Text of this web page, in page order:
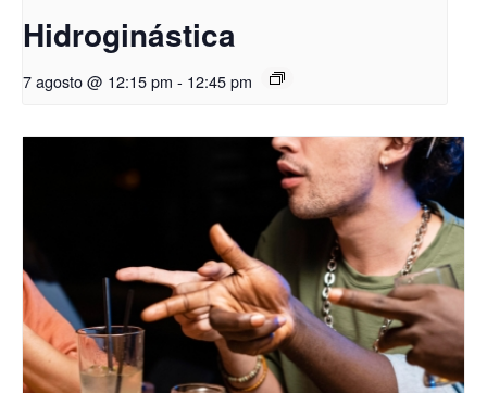
Hidroginástica
7 agosto @ 12:15 pm - 12:45 pm